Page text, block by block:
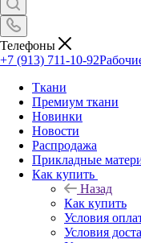
Телефоны
+7 (913) 711-10-92
Ткани
Премиум ткани
Новинки
Новости
Распродажа
Прикладные
Как купить
Назад
Как купить
Условия
Условия